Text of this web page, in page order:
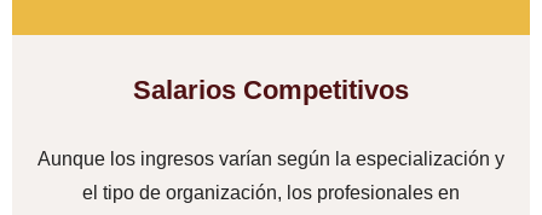
Salarios Competitivos
Aunque los ingresos varían según la especialización y
el tipo de organización, los profesionales en